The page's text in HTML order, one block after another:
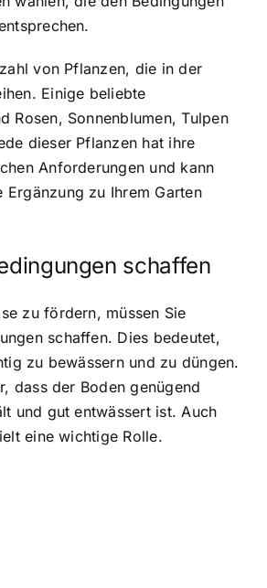
von Pflanzen, die in der
Einige beliebte
Rosen, Sonnenblumen, Tulpen
dieser Pflanzen hat ihre
Anforderungen und kann
Ergänzung zu Ihrem Garten
schaffen
zu fördern, müssen Sie
schaffen. Dies bedeutet,
zu bewässern und zu düngen.
dass der Boden genügend
und gut entwässert ist. Auch
eine wichtige Rolle.